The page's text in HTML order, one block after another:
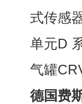
式传感
单元D
气罐
德国费